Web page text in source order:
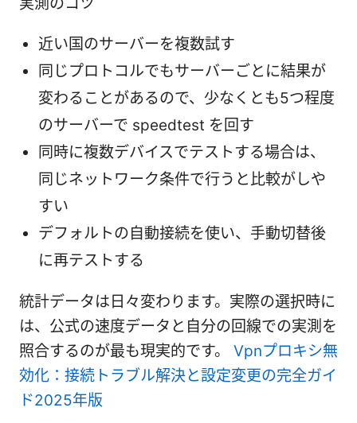
近い国のサーバーを複数試す
同じプロトコルでもサーバーごとに結果が
変わることがあるので、少なくとも5つ程度
のサーバーで speedtest を回す
同時に複数デバイスでテストする場合は、
同じネットワーク条件で行うと比較がしや
すい
デフォルトの自動接続を使い、手動切替後
に再テストする
統計データは日々変わります。実際の選択時に
は、公式の速度データと自分の回線での実測を
照合するのが最も現実的です。 Vpnプロキシ無
効化：接続トラブル解決と設定変更の完全ガイ
ド2025年版